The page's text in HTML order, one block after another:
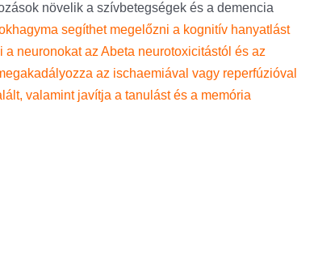
növelik a szívbetegségek és a demencia
segíthet megelőzni a kognitív hanyatlást
a neuronokat az Abeta neurotoxicitástól és az
az ischaemiával vagy reperfúzióval
valamint javítja a tanulást és a memória